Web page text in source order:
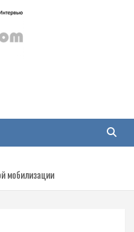
война
события в Новороссии, ДНР,
мобилизации